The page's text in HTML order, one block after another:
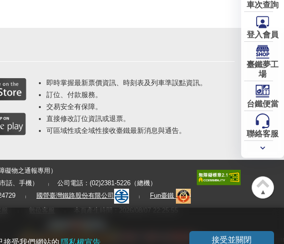
即時掌握最新票價資訊、時刻表及列車準誤點資訊。
訂位、付款服務。
交易安全有保障。
直接修改訂位資訊或退票。
可區域性或全域性接收臺鐵最新消息與通告。
物之通報專用）
話、手機）
公司電話：(02)2381-5226（總機）
國營臺灣鐵路股份有限公司
Fun臺鐵
數位客服 本頁產生時間：2026/08/07 22:25:55
車次查詢
登入會員
臺鐵夢工
場
台鐵便當
聯絡客服
常用
▲
接受我們網站的 隱私權宣告 接受並關閉